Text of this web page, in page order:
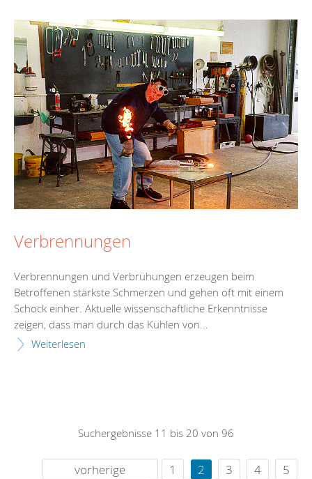
Verbrennungen
Verbrennungen und Verbrühungen erzeugen beim
Betroffenen stärkste Schmerzen und gehen oft mit einem
Schock einher. Aktuelle wissenschaftliche Erkenntnisse
zeigen, dass man durch das Kühlen von...
Weiterlesen
Suchergebnisse 11 bis 20 von 96
vorherige 1 2 3 4
5